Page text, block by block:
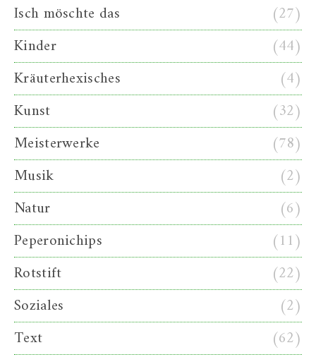
Isch möschte das
(27)
Kinder
(44)
Kräuterhexisches
(4)
Kunst
(32)
Meisterwerke
(78)
Musik
(2)
Natur
(6)
Peperonichips
(11)
Rotstift
(22)
Soziales
(2)
Text
(62)